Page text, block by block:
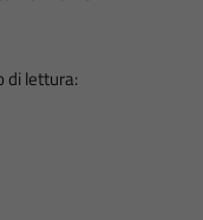
di lettura: